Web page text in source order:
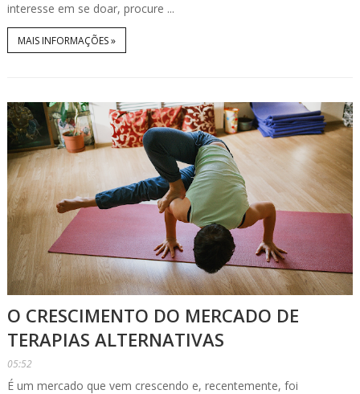
interesse em se doar, procure ...
MAIS INFORMAÇÕES »
O CRESCIMENTO DO MERCADO DE
TERAPIAS ALTERNATIVAS
05:52
É um mercado que vem crescendo e, recentemente, foi